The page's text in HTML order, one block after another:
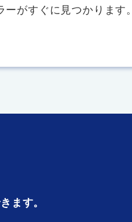
ーがすぐに見つかります。
ます。